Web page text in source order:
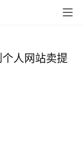
人网站卖提